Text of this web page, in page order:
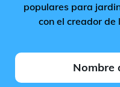
populares para
con el creador